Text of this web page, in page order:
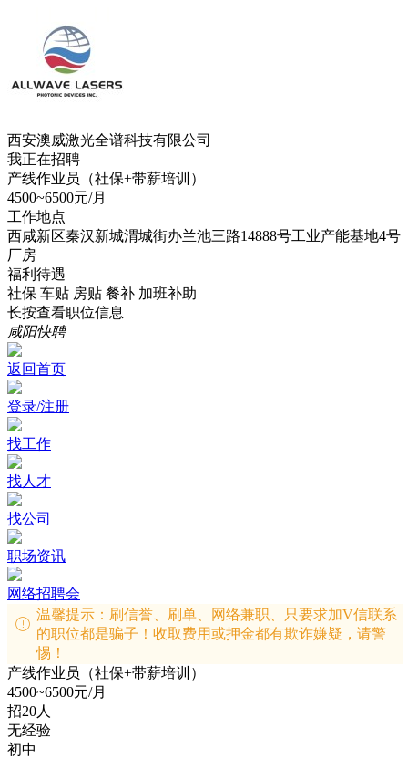
西安澳威激光全谱科技有限公司
我正在招聘
产线作业员（社保+带薪培训）
4500~6500元/月
工作地点
西咸新区秦汉新城渭城街办兰池三路14888号工业产能基地4号
厂房
福利待遇
社保 车贴 房贴 餐补 加班补助
长按查看职位信息
咸阳快聘
返回首页
登录/注册
找工作
找人才
找公司
职场资讯
网络招聘会
温馨提示：刷信誉、刷单、网络兼职、只要求加V信联系
的职位都是骗子！收取费用或押金都有欺诈嫌疑，请警
惕！
产线作业员（社保+带薪培训）
4500~6500元/月
招20人
无经验
初中